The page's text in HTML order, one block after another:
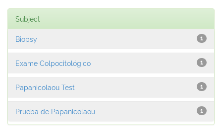
Subject
1
Biopsy
1
Exame Colpocitológico
1
Papanicolaou Test
1
Prueba de Papanicolaou